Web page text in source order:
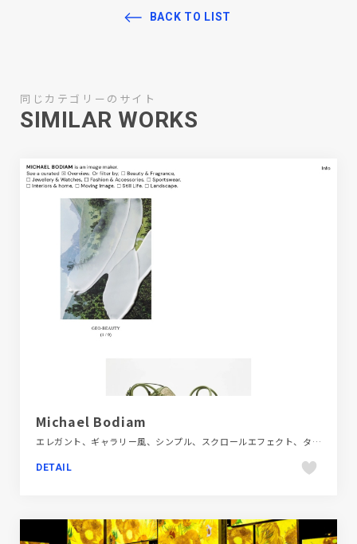
BACK TO LIST
同じカテゴリーのサイト
SIMILAR WORKS
Michael Bodiam
エレガント、ギャラリー風、シンプル、スクロールエフェクト、タイポグラフィー、デザイン・アート・音楽・文芸、ナチュラル、ホワイト系、ポートフォリオ、モーション多め、大きめ写真、海外サイト
DETAIL